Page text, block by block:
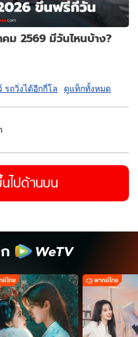
ม 2569 มีวันไหนบ้าง?
ถวิ่งได้อีกกี่โล ดูแท็กทั้งหมด
ไปด้านบน